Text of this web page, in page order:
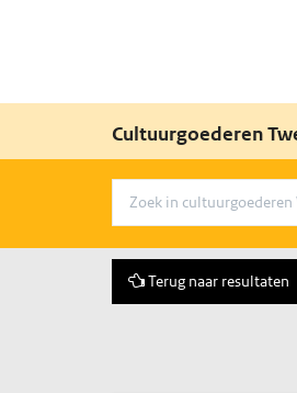
Cultuurgoederen
Terug naar resultaten